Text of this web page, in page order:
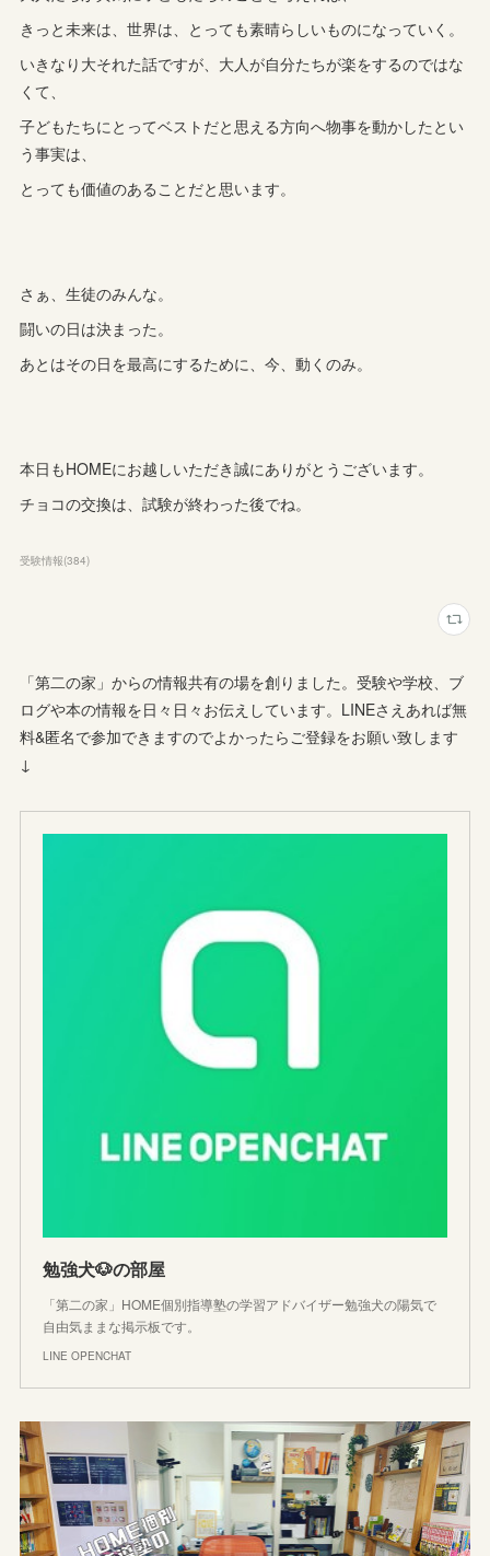
きっと未来は、世界は、とっても素晴らしいものになっていく。
いきなり大それた話ですが、大人が自分たちが楽をするのではな
くて、
子どもたちにとってベストだと思える方向へ物事を動かしたとい
う事実は、
とっても価値のあることだと思います。
さぁ、生徒のみんな。
闘いの日は決まった。
あとはその日を最高にするために、今、動くのみ。
本日もHOMEにお越しいただき誠にありがとうございます。
チョコの交換は、試験が終わった後でね。
受験情報(384)
「第二の家」からの情報共有の場を創りました。受験や学校、ブ
ログや本の情報を日々日々お伝えしています。LINEさえあれば無
料&匿名で参加できますのでよかったらご登録をお願い致します
↓
勉強犬🐶の部屋
「第二の家」HOME個別指導塾の学習アドバイザー勉強犬の陽気で
自由気ままな掲示板です。
LINE OPENCHAT